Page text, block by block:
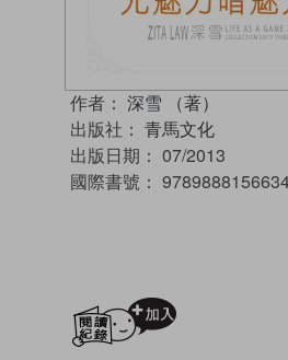
作者： 深雪 （著）
出版社： 青馬文化
出版日期： 07/2013
國際書號：